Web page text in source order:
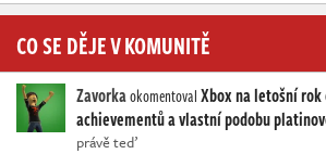
CO SE DĚJE V KOMUNITĚ
ZavorkaokomentovalXbox na letošní
achievementů a vlastní podobu
právě teď